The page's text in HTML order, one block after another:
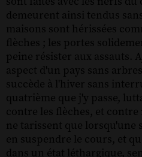
demeurent ainsi tendus
maisons sont hérissées
flèches ; les portes
peine résister aux assauts.
aspect d'un pays sans
succède à l'hiver sans
quatrième que j'y passe,
contre les flèches, et contre
ne tarissent que
en suspendre le cours, et
dans un état léthargique,